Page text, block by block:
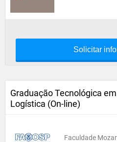
Solicitar
Graduação Tecnológica em
Logística (On-line)
Faculdade